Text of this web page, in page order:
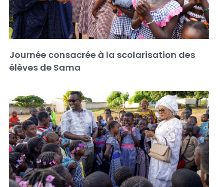
Journée consacrée à la scolarisation des
élèves de Sama